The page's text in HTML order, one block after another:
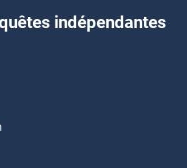
indépendantes